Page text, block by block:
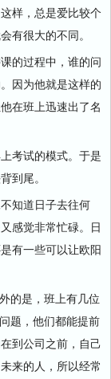
样，总是爱比较个
有很大的不同。
的过程中，谁的问
因为他就是这样的
在班上迅速出了名
考试的模式。于是
到尾。
知道日子去往何
感觉非常忙碌。日
有一些可以让欧阳
的是，班上有几位
题，他们都能提前
到公司之前，自己
来的人，所以经常